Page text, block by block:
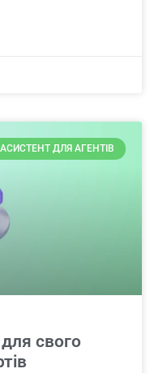
ДЛЯ АГЕНТІВ
свого